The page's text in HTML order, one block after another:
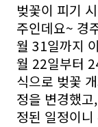
벚꽃이 피기
주인데요~ 경
월 31일까지
월 22일부터
식으로 벚꽃
정을 변경했
정된 일정이